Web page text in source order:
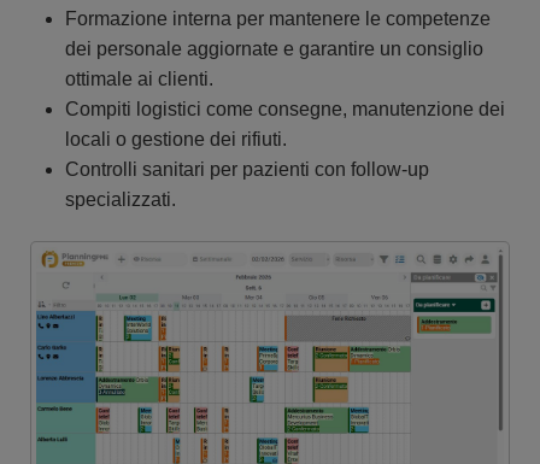
Formazione interna per mantenere le competenze
dei personale aggiornate e garantire un consiglio
ottimale ai clienti.
Compiti logistici come consegne, manutenzione dei
locali o gestione dei rifiuti.
Controlli sanitari per pazienti con follow-up
specializzati.